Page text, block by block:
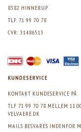
8382 HINNERUP
TLF. 71 99 70 78
CVR: 31486513
KUNDESERVICE
KONTAKT KUNDESERVICE PÅ
TLF 71 99 70 78 MELLEM
VELVAERE.DK
MAILS BESVARES INDENFOR